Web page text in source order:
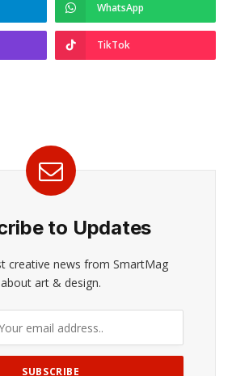
WhatsApp
TikTok
to Updates
creative news from SmartMag
about art & design.